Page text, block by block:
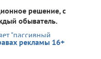
решение, с
обыватель.
рекламы 16+